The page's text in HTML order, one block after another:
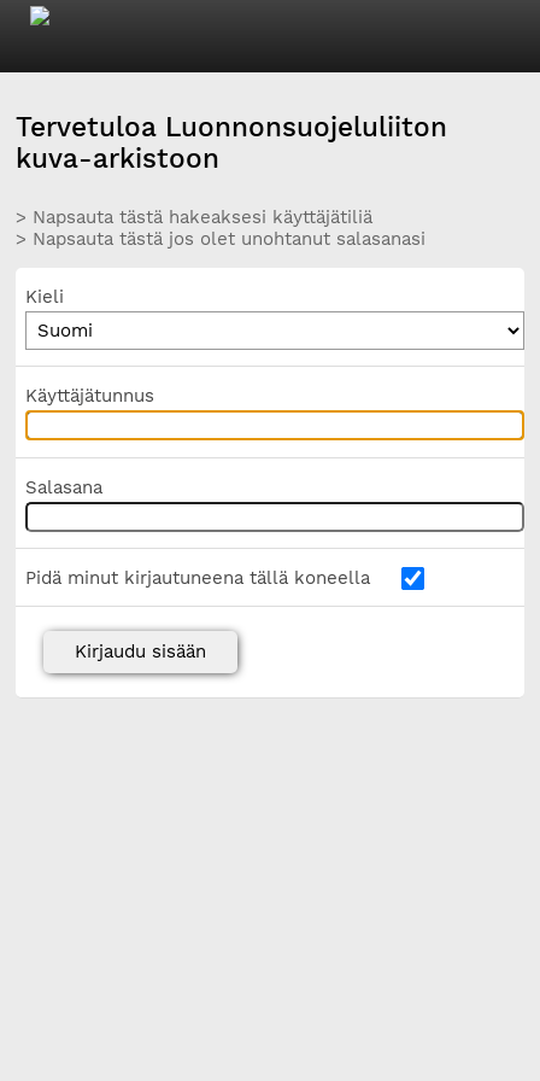
Tervetuloa Luonnonsuojeluliiton
kuva-arkistoon
> Napsauta tästä hakeaksesi käyttäjätiliä
> Napsauta tästä jos olet unohtanut salasanasi
Kieli
Käyttäjätunnus
Salasana
Pidä minut kirjautuneena tällä koneella